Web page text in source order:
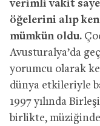
verimli vakit
öğelerini alıp
mümkün oldu.
Avusturalya’da
yorumcu olarak
dünya etkileriyle
1997 yılında
birlikte, müziğinde